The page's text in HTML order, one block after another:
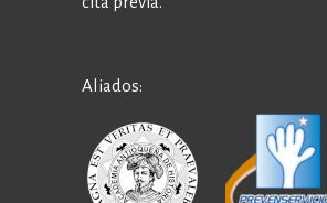
Aliados: